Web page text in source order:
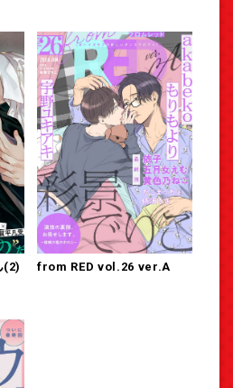
(2) from RED vol.26 ver.A